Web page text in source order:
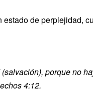
estado de perplejidad,
porque no
4:12.